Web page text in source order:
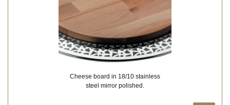
Cheese board in 18/10 stainless
steel mirror polished.